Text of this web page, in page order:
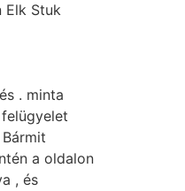
Elk Stuk
. minta
a oldalon
, és